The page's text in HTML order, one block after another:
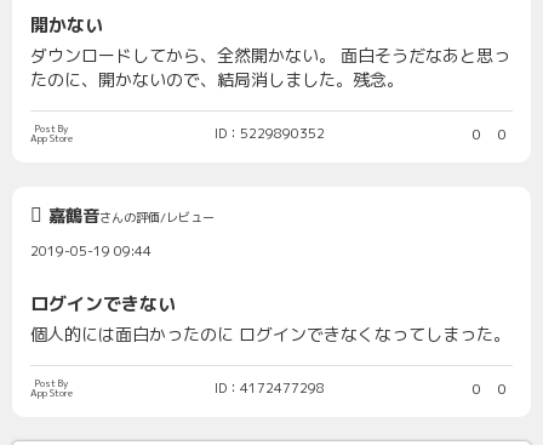
開かない
ダウンロードしてから、全然開かない。 面白そうだなあと思っ
たのに、開かないので、結局消しました。残念。
Post By
App Store ID：5229890352 0 0
嘉鶴音さんの評価/レビュー
2019-05-19 09:44
ログインできない
個人的には面白かったのに ログインできなくなってしまった。
Post By
App Store ID：4172477298 0 0